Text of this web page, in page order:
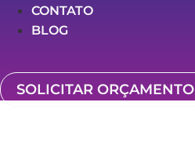
CONTATO
BLOG
SOLICITAR ORÇAMENTO